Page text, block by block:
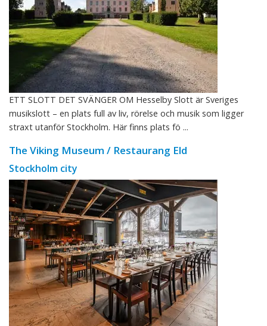
ETT SLOTT DET SVÄNGER OM Hesselby Slott är Sveriges
musikslott – en plats full av liv, rörelse och musik som ligger
straxt utanför Stockholm. Här finns plats fö ...
The Viking Museum / Restaurang Eld
Stockholm city